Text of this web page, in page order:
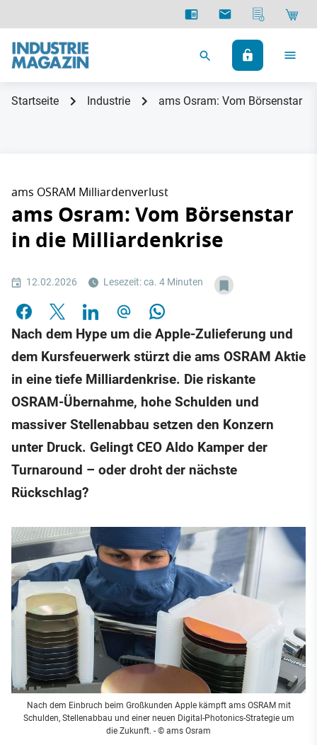
Startseite Industrie ams Osram: Vom Börsenstar
ams OSRAM Milliardenverlust
ams Osram: Vom Börsenstar
in die Milliardenkrise
12.02.2026 Lesezeit: ca. 4 Minuten
Nach dem Hype um die Apple-Zulieferung und
dem Kursfeuerwerk stürzt die ams OSRAM Aktie
in eine tiefe Milliardenkrise. Die riskante
OSRAM-Übernahme, hohe Schulden und
massiver Stellenabbau setzen den Konzern
unter Druck. Gelingt CEO Aldo Kamper der
Turnaround – oder droht der nächste
Rückschlag?
Nach dem Einbruch beim Großkunden Apple kämpft ams OSRAM mit
Schulden, Stellenabbau und einer neuen Digital-Photonics-Strategie um
die Zukunft. - © ams Osram